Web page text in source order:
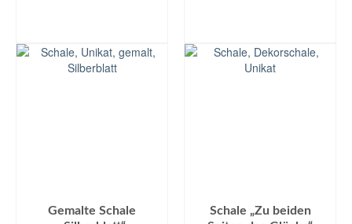
Gemalte Schale
Schale „Zu beiden